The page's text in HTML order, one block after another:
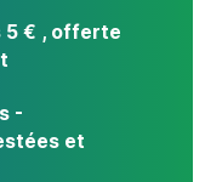
5 € , offerte
-
et